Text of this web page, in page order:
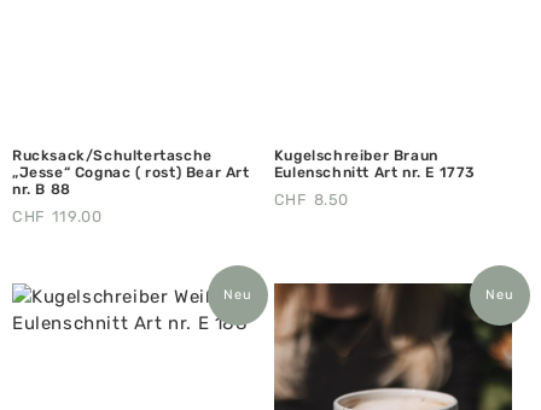
Rucksack/Schultertasche
„Jesse“ Cognac ( rost) Bear Art
nr. B 88
CHF 119.00
Kugelschreiber Braun
Eulenschnitt Art nr. E 1773
CHF 8.50
Neu Neu